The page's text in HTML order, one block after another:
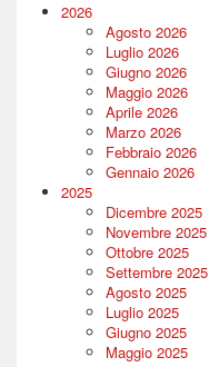
2026
Agosto 2026
Luglio 2026
Giugno 2026
Maggio 2026
Aprile 2026
Marzo 2026
Febbraio 2026
Gennaio 2026
2025
Dicembre 2025
Novembre 2025
Ottobre 2025
Settembre 2025
Agosto 2025
Luglio 2025
Giugno 2025
Maggio 2025